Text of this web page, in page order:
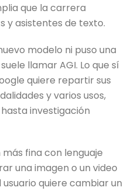
que la carrera
y asistentes de texto.
modelo ni puso una
llamar AGI. Lo que sí
quiere repartir sus
y varios usos,
investigación
fina con lenguaje
una imagen o un video
quiere cambiar un